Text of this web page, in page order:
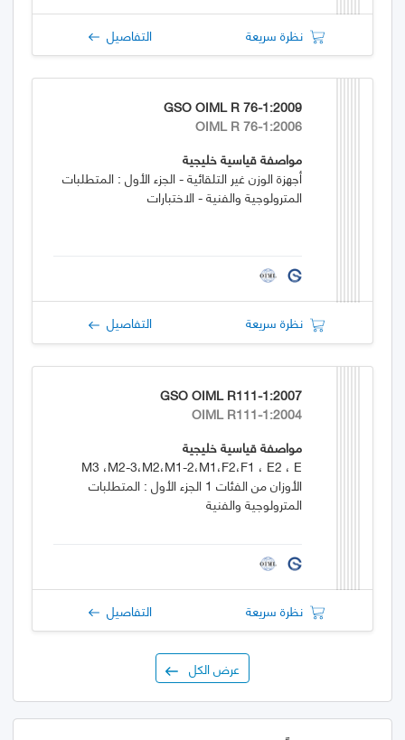
نظرة سريعة التفاصيل
GSO OIML R 76-1:2009
OIML R 76-1:2006
مواصفة قياسية خليجية
أجهزة الوزن غير التلقائية - الجزء الأول : المتطلبات
المترولوجية والفنية - الاختبارات
نظرة سريعة التفاصيل
GSO OIML R111-1:2007
OIML R111-1:2004
مواصفة قياسية خليجية
M3 ،M2-3،M2،M1-2،M1،F2،F1 ، E2 ، E
الأوزان من الفئات 1 الجزء الأول : المتطلبات
المترولوجية والفنية
نظرة سريعة التفاصيل
عرض الكل